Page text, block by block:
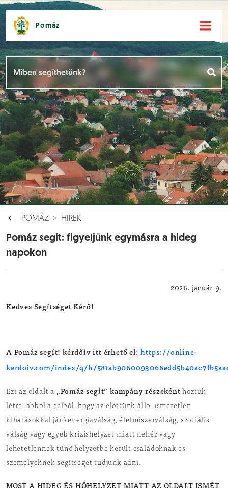
Pomáz
POMÁZ HÍREK
Pomáz segít: figyeljünk egymásra a hideg
napokon
2026. január 9.
Kedves Segítséget Kérő!
A Pomáz segít! kérdőív itt érhető el:https://online-
kerdoiv.com/index/q/h/
Ezt az oldalt a „Pomáz segít” kampány részeként hoztuk
létre, abból a célból, hogy az előttünk álló, ismeretlen
kihatásokkal járó energiaválság, élelmiszerválság, szociális
válság vagy egyéb krízishelyzet miatt nehéz vagy
lehetetlennek tűnő helyzetbe került családoknak és
személyeknek segítséget tudjunk adni.
MOST A HIDEG ÉS HÓHELYZET MIATT AZ OLDALT ISMÉT
Események []
Dokumentumok [ ]
Aloldalak []